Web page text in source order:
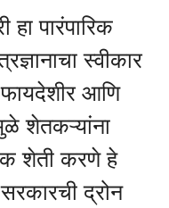
पारंपारिक
स्वीकार
आणि
शेतकऱ्यांना
शेती करणे हे
द्रोन